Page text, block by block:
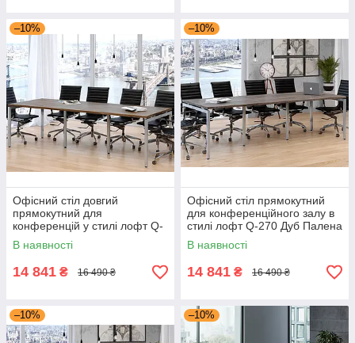
–10%
Офісний стіл довгий
прямокутний для
конференцій у стилі лофт Q-
270 Горіх Модена Loft design
В наявності
14 841 ₴ 16 490 ₴
–10%
Офісний стіл прямокутний
для конференційного залу в
стилі лофт Q-270 Дуб Палена
Loft design
В наявності
14 841 ₴ 16 490 ₴
–10% –10%